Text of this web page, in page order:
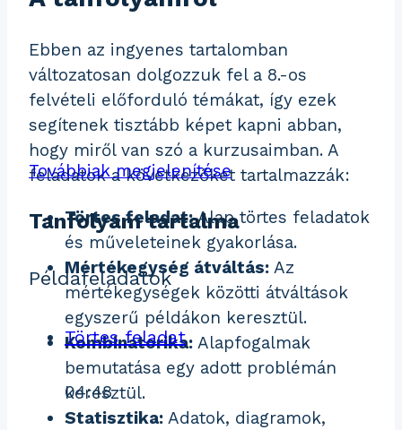
Ebben az ingyenes tartalomban
változatosan dolgozzuk fel a 8.-os
felvételi előforduló témákat, így ezek
segítenek tisztább képet kapni abban,
hogy miről van szó a kurzusaimban. A
feladatok a következőket tartalmazzák:
Törtes feladat:Alap törtes feladatok
és műveleteinek gyakorlása.
Mértékegység átváltás: Az
mértékegységek közötti átváltások
egyszerű példákon keresztül.
Kombinatorika: Alapfogalmak
bemutatása egy adott problémán
keresztül.
Statisztika: Adatok, diagramok,
Továbbiak megjelenítése
Tanfolyam tartalma
Példafeladatok
Törtes feladat
04:48